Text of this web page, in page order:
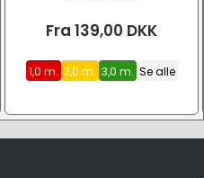
Fra 139,00 DKK
1,0 m. 2,0 m. 3,0 m. Se alle